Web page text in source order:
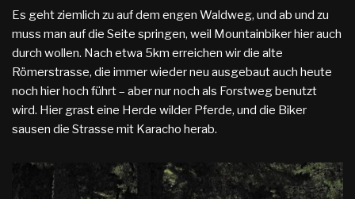
Es geht ziemlich zu auf dem engen Waldweg, und ab und zu
muss man auf die Seite springen, weil Mountainbiker hier auch
durch wollen. Nach etwa 5km erreichen wir die alte
Römerstrasse, die immer wieder neu ausgebaut auch heute
noch hier hoch führt – aber nur noch als Forstweg benutzt
wird. Hier grast eine Herde wilder Pferde, und die Biker
sausen die Strasse mit Karacho herab.